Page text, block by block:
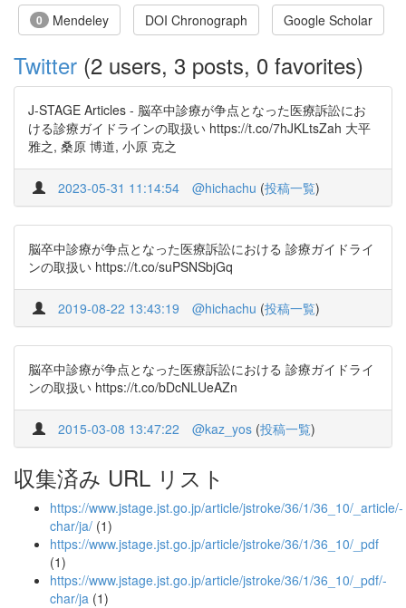
0 Mendeley DOI Chronograph Google Scholar
Twitter (2 users, 3 posts, 0 favorites)
J-STAGE Articles - 脳卒中診療が争点となった医療訴訟にお
ける診療ガイドラインの取扱い https://t.co/7hJKLtsZah 大平
雅之, 桑原 博道, 小原 克之
2023-05-31 11:14:54 @hichachu (投稿一覧)
脳卒中診療が争点となった医療訴訟における 診療ガイドライ
ンの取扱い https://t.co/suPSNSbjGq
2019-08-22 13:43:19 @hichachu (投稿一覧)
脳卒中診療が争点となった医療訴訟における 診療ガイドライ
ンの取扱い https://t.co/bDcNLUeAZn
2015-03-08 13:47:22 @kaz_yos (投稿一覧)
収集済み URL リスト
https://www.jstage.jst.go.jp/article/jstroke/36/1/36_10/_article/-
char/ja/ (1)
https://www.jstage.jst.go.jp/article/jstroke/36/1/36_10/_pdf
(1)
https://www.jstage.jst.go.jp/article/jstroke/36/1/36_10/_pdf/-
char/ja (1)